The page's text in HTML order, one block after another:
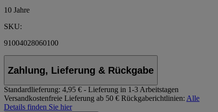
10 Jahre
SKU:
91004028060100
Zahlung, Lieferung & Rückgabe
Standardlieferung: 4,95 € - Lieferung in 1-3 Arbeitstagen
Versandkostenfreie Lieferung ab 50 € Rückgaberichtlinien: Alle
Details finden Sie hier